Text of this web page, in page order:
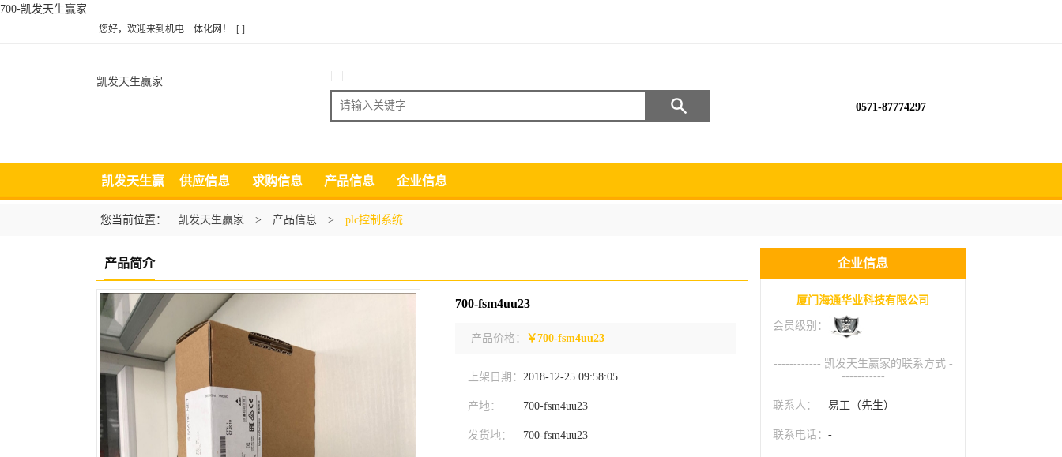
700-凯发天生赢家
您好，欢迎来到机电一体化网！ [ ]
凯发天生赢家
搜索 0571-87774297
凯发天生赢
家
供应信息 求购信息 产品信息 企业信息
您当前位置： 凯发天生赢家 > 产品信息 > plc控制系统
产品简介
700-fsm4uu23
产品价格： ￥700-fsm4uu23
上架日期： 2018-12-25 09:58:05
产地： 700-fsm4uu23
发货地： 700-fsm4uu23
企业信息
厦门海通华业科技有限公司
会员级别：
------------ 凯发天生赢家的联系方式 -
-----------
联系人： 易工（先生）
联系电话： -